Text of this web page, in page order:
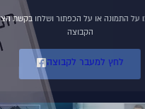
להצטרפות לחצו על